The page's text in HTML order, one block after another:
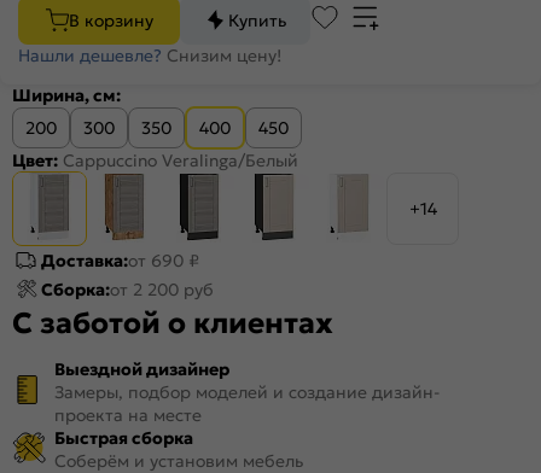
В корзину
Купить
Нашли дешевле? Снизим цену!
Ширина, см:
200
300 350 400
450
Цвет: Cappuccino Veralinga/Белый
+14
Доставка:от 690 ₽
Сборка:от 2 200 руб
С заботой о клиентах
Выездной дизайнер
Замеры, подбор моделей и создание дизайн-
проекта на месте
Быстрая сборка
Соберём и установим мебель